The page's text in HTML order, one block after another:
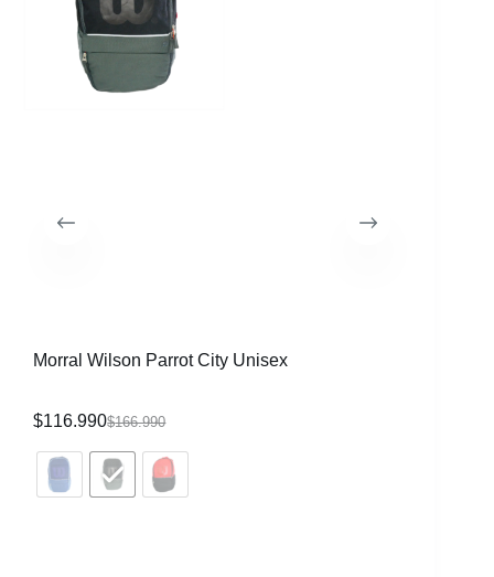
Morral Wilson Parrot City Unisex
$166.990
$116.990